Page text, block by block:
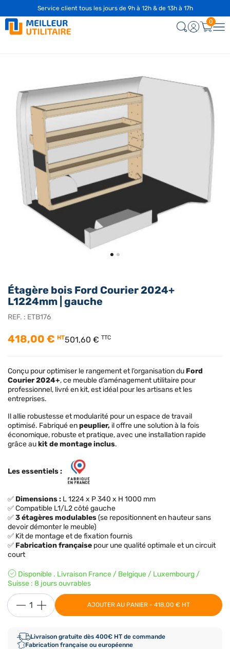
Étagère bois Ford Courier 2024+
L1224mm | gauche
REF. : ETB176
418,00 € HT501,60 € TTC
Conçu pour optimiser le rangement et l’organisation du Ford
Courier 2024+, ce meuble d’aménagement utilitaire pour
professionnel, livré en kit, est idéal pour les artisans et les
entreprises.
Il allie robustesse et modularité pour un espace de travail
optimisé. Fabriqué enpeuplier, il offre une solution à la fois
économique, robuste et pratique, avec une installation rapide
grâce aukit de montage inclus.
Les essentiels :
✅ Dimensions : L 1224 x P 340 x H 1000 mm
✅ Compatible L1/L2 côté gauche
✅3 étagères modulables(se repositionnent en hauteur sans
devoir démonter le meuble)
✅ Kit de montage et de fixation fournis
✅ Fabrication française pour une qualité optimale et un circuit
court
Disponible . Livraison France / Belgique / Luxembourg /
Suisse : 8 jours ouvrables
AJOUTER AU PANIER - 418,00 € HT
Livraison gratuite dès 400€ HT de commande
Fabrication française ou européenne
Service client tous les jours de 9h à 12h & de 13h à 17h
0